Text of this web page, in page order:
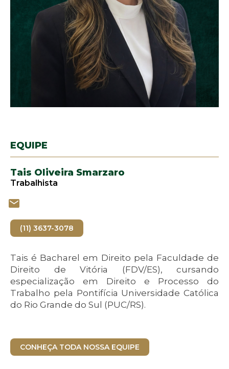
EQUIPE
Tais Oliveira Smarzaro
Trabalhista
(11) 3637-3078
Tais é Bacharel em Direito pela Faculdade de
Direito de Vitória (FDV/ES), cursando
especialização em Direito e Processo do
Trabalho pela Pontifícia Universidade Católica
do Rio Grande do Sul (PUC/RS).
CONHEÇA TODA NOSSA EQUIPE